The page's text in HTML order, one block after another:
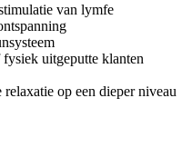
van lymfe
uitgeputte klanten
op een dieper niveau